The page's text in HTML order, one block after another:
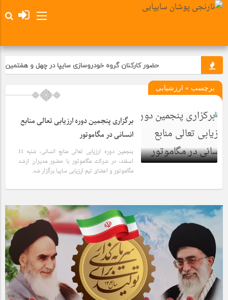
حضور کارکنان گروه خودروسازی سایپا در چهل و هفتمین
برچسب » ارزشیابی
برگزاری پنجمین دوره ارزیابی تعالی منابع
انسانی در مگاموتور
پنجمین دوره ارزیابی تعالی منابع انسانی، شنبه 11
اسفند، در شرکت مگاموتور با حضور مدیران ارشد
مگاموتور و اعضای تیم ارزیابی سایپا برگزار شد.